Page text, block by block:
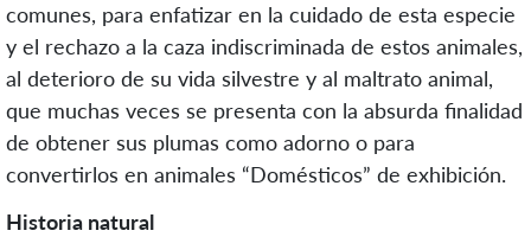
comunes, para enfatizar en la cuidado de esta especie
y el rechazo a la caza indiscriminada de estos animales,
al deterioro de su vida silvestre y al maltrato animal,
que muchas veces se presenta con la absurda finalidad
de obtener sus plumas como adorno o para
convertirlos en animales “Domésticos” de exhibición.
Historia natural